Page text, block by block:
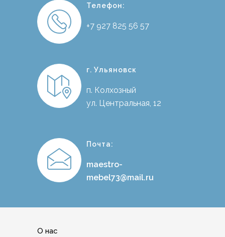
Телефон:
+7 927 825 56 57
г. Ульяновск
п. Колхозный
ул. Центральная, 12
Почта:
maestro-
mebel73@mail.ru
О нас